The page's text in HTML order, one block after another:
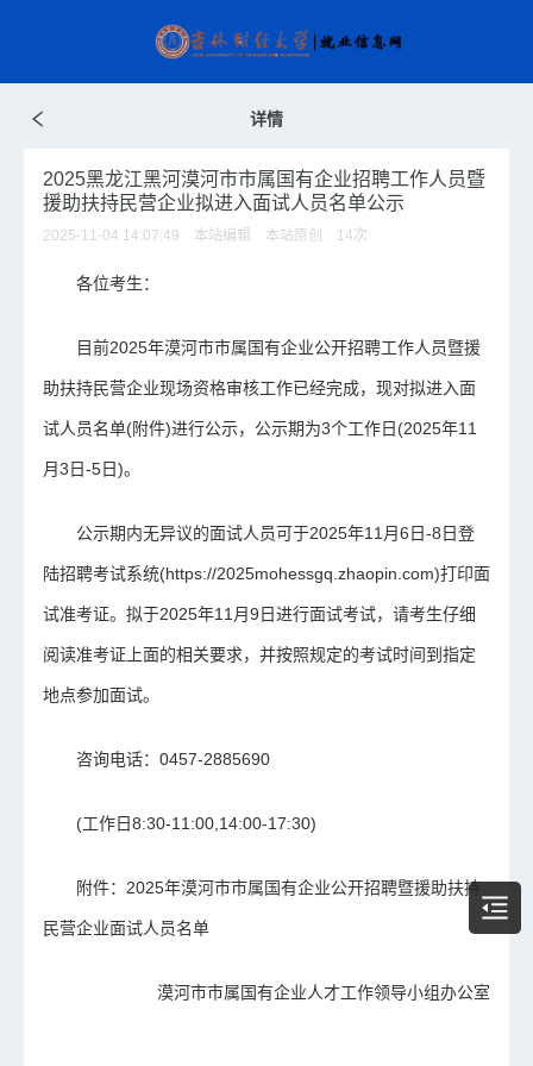
详情
2025黑龙江黑河漠河市市属国有企业招聘工作人员暨
援助扶持民营企业拟进入面试人员名单公示
2025-11-04 14:07:49 本站编辑 本站原创 14次
各位考生：
目前2025年漠河市市属国有企业公开招聘工作人员暨援
助扶持民营企业现场资格审核工作已经完成，现对拟进入面
试人员名单(附件)进行公示，公示期为3个工作日(2025年11
月3日-5日)。
公示期内无异议的面试人员可于2025年11月6日-8日登
陆招聘考试系统(https://2025mohessgq.zhaopin.com)打印面
试准考证。拟于2025年11月9日进行面试考试，请考生仔细
阅读准考证上面的相关要求，并按照规定的考试时间到指定
地点参加面试。
咨询电话：0457-2885690
(工作日8:30-11:00,14:00-17:30)
附件：2025年漠河市市属国有企业公开招聘暨援助扶持
民营企业面试人员名单
漠河市市属国有企业人才工作领导小组办公室